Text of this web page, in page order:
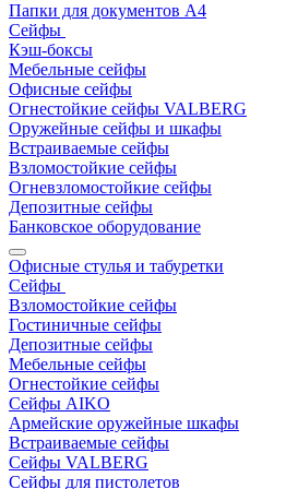
Папки для документов A4
Сейфы
Кэш-боксы
Мебельные сейфы
Офисные сейфы
Огнестойкие сейфы VALBERG
Оружейные сейфы и шкафы
Встраиваемые сейфы
Взломостойкие сейфы
Огневзломостойкие сейфы
Депозитные сейфы
Банковское оборудование
Офисные стулья и табуретки
Сейфы
Взломостойкие сейфы
Гостиничные сейфы
Депозитные сейфы
Мебельные сейфы
Огнестойкие сейфы
Сейфы AIKO
Армейские оружейные шкафы
Встраиваемые сейфы
Сейфы VALBERG
Сейфы для пистолетов